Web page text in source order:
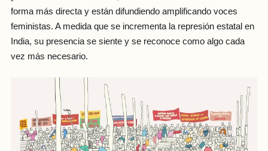
forma más directa y están difundiendo amplificando voces
feministas. A medida que se incrementa la represión estatal en
India, su presencia se siente y se reconoce como algo cada
vez más necesario.